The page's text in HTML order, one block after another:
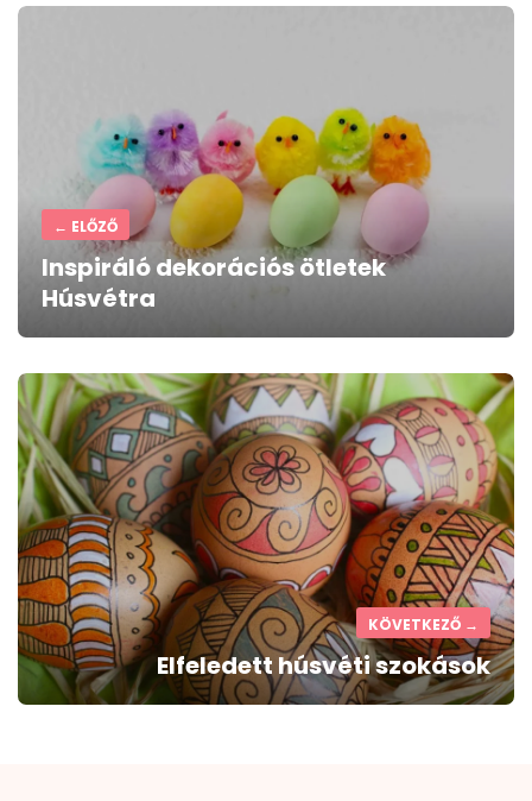
Post
← ELŐZŐ
Inspiráló dekorációs ötletek
Húsvétra
KÖVETKEZŐ →
Elfeledett húsvéti szokások